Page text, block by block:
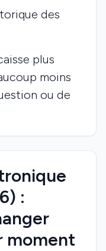
des
plus
moins
ou de
:
moment